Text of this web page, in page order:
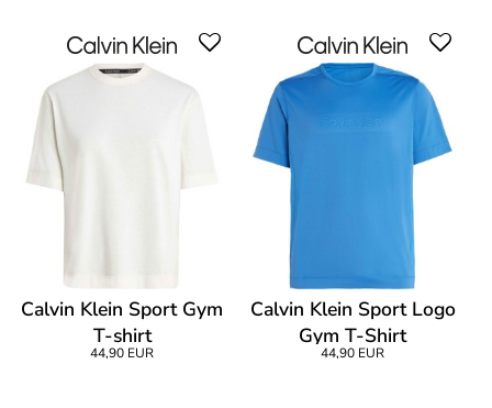
Calvin Klein Sport Gym
T-shirt
44,90 EUR
Calvin Klein Sport Logo
Gym T-Shirt
44,90 EUR